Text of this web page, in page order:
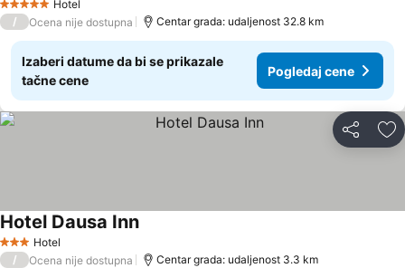
5 ZvezdiceHotel
/ Ocena nije dostupna Centar grada: udaljenost 32.8 km
Izaberi datume da bi se prikazale
tačne cene
Pogledaj cene
Deli
3 Zvezdice
Hotel
Hotel Dausa Inn
/ Ocena nije dostupna Centar grada: udaljenost 3.3 km